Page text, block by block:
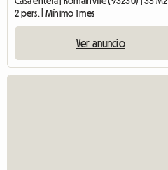
2 pers. | Mínimo 1 mes
Ver anuncio